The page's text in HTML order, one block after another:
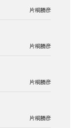
片桐勝彦
片桐勝彦
片桐勝彦
片桐勝彦